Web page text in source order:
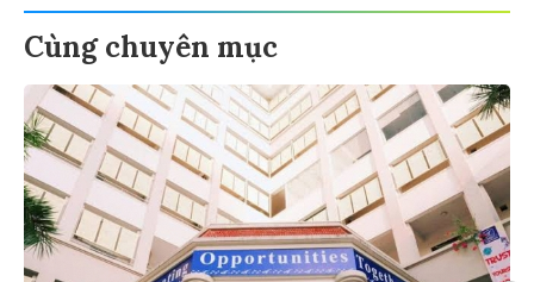
Cùng chuyên mục